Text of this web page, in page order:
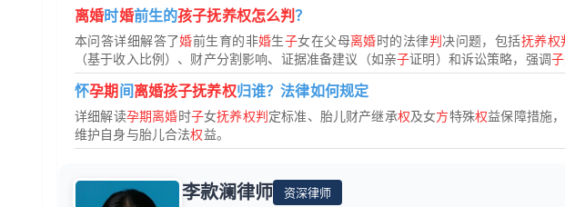
离婚时婚前生的孩子抚养权怎么判？
本问答详细解答了婚前生育的非婚生子女在父母离婚时的法律判决问题，包括抚养权
（基于收入比例）、财产分割影响、证据准备建议（如亲子证明）和诉讼策略，强调子
怀孕期 间离婚孩子抚养权归谁？法律如何规定
详细解读孕期离婚时子女抚养权判定标准、胎儿财产继承权及女方特殊权益保障措施
维护自身与胎儿合法权益。
李款澜律师 资深律师